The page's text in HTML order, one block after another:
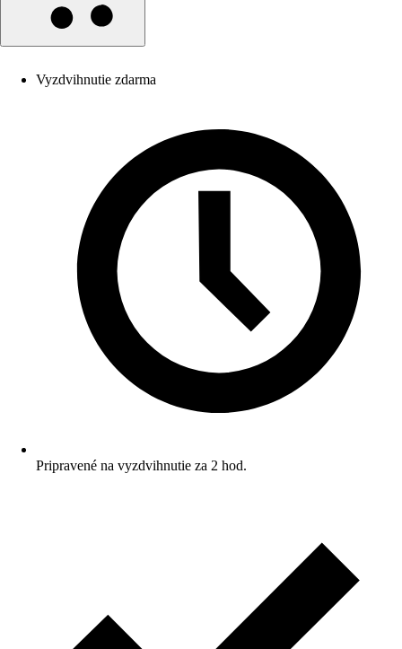
Vyzdvihnutie zdarma
Pripravené na vyzdvihnutie za 2 hod.